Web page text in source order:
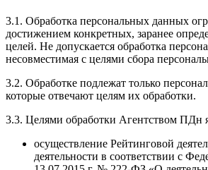
3.1. Обработка персональных данных
достижением конкретных, заранее
целей. Не допускается обработка
несовместимая с целями сбора
3.2. Обработке подлежат только
которые отвечают целям их обработки.
3.3. Целями обработки Агентством ПДн
осуществление Рейтинговой
деятельности в соответствии с